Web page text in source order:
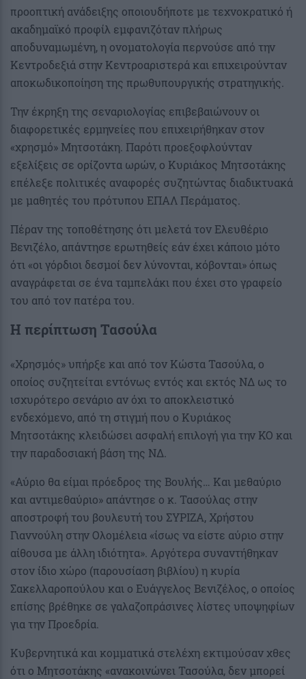
προοπτική ανάδειξης οποιουδήποτε με τεχνοκρατικό ή
ακαδημαϊκό προφίλ εμφανιζόταν πλήρως
αποδυναμωμένη, η ονοματολογία περνούσε από την
Κεντροδεξιά στην Κεντροαριστερά και επιχειρούνταν
αποκωδικοποίηση της πρωθυπουργικής στρατηγικής.
Την έκρηξη της σεναριολογίας επιβεβαιώνουν οι
διαφορετικές ερμηνείες που επιχειρήθηκαν στον
«χρησμό» Μητσοτάκη. Παρότι προεξοφλούνταν
εξελίξεις σε ορίζοντα ωρών, ο Κυριάκος Μητσοτάκης
επέλεξε πολιτικές αναφορές συζητώντας διαδικτυακά
με μαθητές του πρότυπου ΕΠΑΛ Περάματος.
Πέραν της τοποθέτησης ότι μελετά τον Ελευθέριο
Βενιζέλο, απάντησε ερωτηθείς εάν έχει κάποιο μότο
ότι «οι γόρδιοι δεσμοί δεν λύνονται, κόβονται» όπως
αναγράφεται σε ένα ταμπελάκι που έχει στο γραφείο
του από τον πατέρα του.
Η περίπτωση Τασούλα
«Χρησμός» υπήρξε και από τον Κώστα Τασούλα, ο
οποίος συζητείται εντόνως εντός και εκτός ΝΔ ως το
ισχυρότερο σενάριο αν όχι το αποκλειστικό
ενδεχόμενο, από τη στιγμή που ο Κυριάκος
Μητσοτάκης κλειδώσει ασφαλή επιλογή για την ΚΟ και
την παραδοσιακή βάση της ΝΔ.
«Αύριο θα είμαι πρόεδρος της Βουλής… Και μεθαύριο
και αντιμεθαύριο» απάντησε ο κ. Τασούλας στην
αποστροφή του βουλευτή του ΣΥΡΙΖΑ, Χρήστου
Γιαννούλη στην Ολομέλεια «ίσως να είστε αύριο στην
αίθουσα με άλλη ιδιότητα». Αργότερα συναντήθηκαν
στον ίδιο χώρο (παρουσίαση βιβλίου) η κυρία
Σακελλαροπούλου και ο Ευάγγελος Βενιζέλος, ο οποίος
επίσης βρέθηκε σε γαλαζοπράσινες λίστες υποψηφίων
για την Προεδρία.
Κυβερνητικά και κομματικά στελέχη εκτιμούσαν χθες
ότι ο Μητσοτάκης «ανακοινώνει Τασούλα, δεν μπορεί